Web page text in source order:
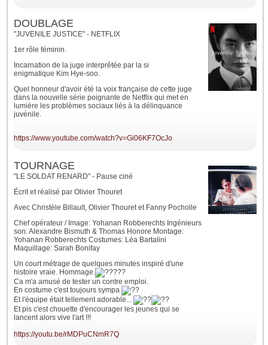
DOUBLAGE
"JUVENILE JUSTICE" - NETFLIX
1er rôle féminin.
Incarnation de la juge interprêtée par la si
enigmatique Kim Hye-soo.
Quel honneur d'avoir été la voix française de cette juge
dans la nouvelle série poignante de Netflix qui met en
lumière les problèmes sociaux liés à la délinquance
juvénile.
https://www.youtube.com/watch?v=Gi06KF7OcJo
TOURNAGE
"LE SOLDAT RENARD" - Pause ciné
Écrit et réalisé par Olivier Thouret
Avec Christèle Billault, Olivier Thouret et Fanny Pocholle
Chef opérateur / Image: Yohanan Robberechts Ingénieurs
son: Alexandre Bismuth & Thomas Honore Montage:
Yohanan Robberechts Costumes: Léa Bartalini
Maquillage: Sarah Bonifay
Un court métrage de quelques minutes inspiré d'une
histoire vraie. Hommage.
Ca m'a amusé de tester un contre emploi.
En costume c'est toujours sympa
Et l'équipe était tellement adorable...
Et pis c'est chouette d'encourager les jeunes qui se
lancent alors vive l'art !!!
https://youtu.be/rMDPuCNmR7Q